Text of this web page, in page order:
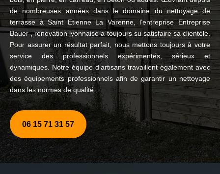
de nombreuses années dans le domaine du nettoyage de
terrasse à Saint Etienne La Varenne, l’entreprise Entreprise
Bauer , renovation lyonnaise a toujours su satisfaire sa clientèle.
Pour assurer un résultat parfait, nous mettons toujours à votre
service des professionnels expérimentés, sérieux et
dynamiques. Notre équipe d’artisans travaillent également avec
des équipements professionnels afin de garantir un nettoyage
dans les normes de qualité.
06 15 71 31 57